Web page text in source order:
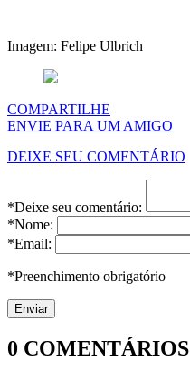
Imagem: Felipe Ulbrich
COMPARTILHE
ENVIE PARA UM AMIGO
DEIXE SEU COMENTÁRIO
*Deixe seu comentário:
*Nome:
*Email:
*Preenchimento obrigatório
0 COMENTÁRIOS